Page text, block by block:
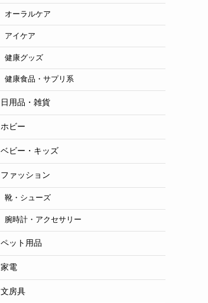
オーラルケア
アイケア
健康グッズ
健康食品・サプリ系
日用品・雑貨
ホビー
ベビー・キッズ
ファッション
靴・シューズ
腕時計・アクセサリー
ペット用品
家電
文房具